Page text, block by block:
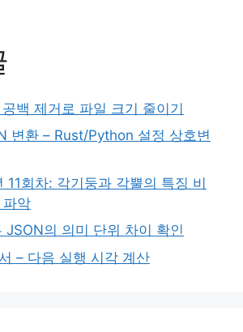
백 제거로 파일 크기 줄이기
환 – Rust/Python 설정 상호변
11회차: 각기둥과 각뿔의 특징 비
파악
JSON의 의미 단위 차이 확인
– 다음 실행 시각 계산